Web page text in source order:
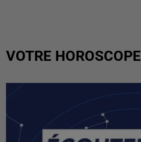
VOTRE HOROSCOPE